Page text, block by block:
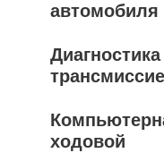
автомобиля
ходовой